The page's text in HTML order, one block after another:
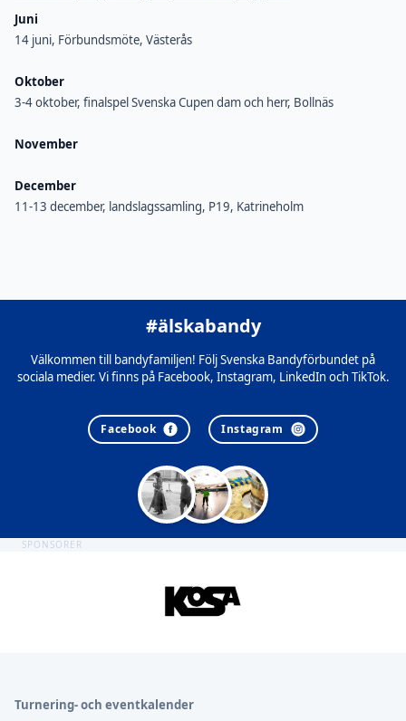
Juni
14 juni, Förbundsmöte, Västerås
Oktober
3-4 oktober, finalspel Svenska Cupen dam och herr, Bollnäs
November
December
11-13 december, landslagssamling, P19, Katrineholm
#älskabandy
Välkommen till bandyfamiljen! Följ Svenska Bandyförbundet på
sociala medier. Vi finns på Facebook, Instagram, LinkedIn och TikTok.
Facebook Instagram
SPONSORER
Turnering- och eventkalender